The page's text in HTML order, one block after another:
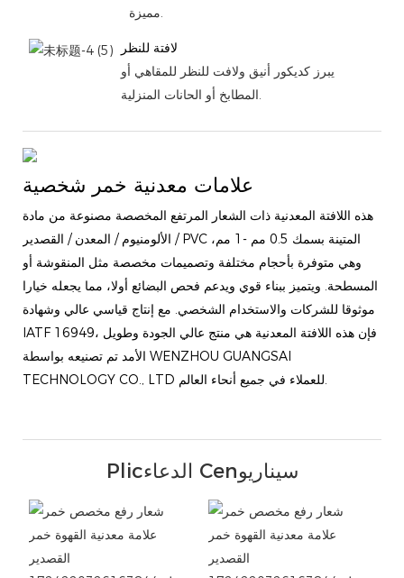
مميزة.
لافتة للنظر
يبرز كديكور أنيق ولافت للنظر للمقاهي أو
المطابخ أو الحانات المنزلية.
علامات معدنية خمر شخصية
هذه اللافتة المعدنية ذات الشعار المرتفع المخصصة مصنوعة من مادة
الألومنيوم / المعدن / القصدير / PVC المتينة بسمك 0.5 مم -1 مم،
وهي متوفرة بأحجام مختلفة وتصميمات مخصصة مثل المنقوشة أو
المسطحة. ويتميز ببناء قوي ويدعم فحص البضائع أولا، مما يجعله خيارا
موثوقا للشركات والاستخدام الشخصي. مع إنتاج قياسي عالي وشهادة
IATF 16949، فإن هذه اللافتة المعدنية هي منتج عالي الجودة وطويل
الأمد تم تصنيعه بواسطة WENZHOU GUANGSAI
TECHNOLOGY CO., LTD للعملاء في جميع أنحاء العالم.
Plicالدعاء Cenسيناريو